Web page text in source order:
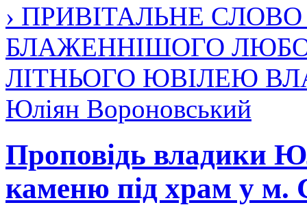
› ПРИВІТАЛЬНЕ
БЛАЖЕННІШОГО
ЛІТНЬОГО ЮВІЛЕЮ
Юліян Вороновський
Проповідь владики
каменю під храм у м.